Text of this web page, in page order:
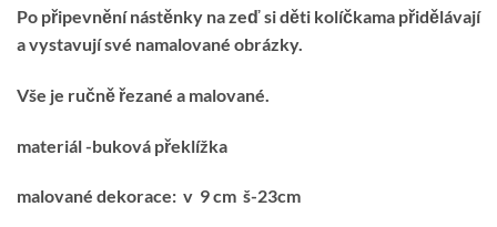
Po připevnění nástěnky na zeď si děti kolíčkama přidělávají
a vystavují své namalované obrázky.
Vše je ručně řezané a malované.
materiál -buková překlížka
malované dekorace: v 9 cm š-23cm